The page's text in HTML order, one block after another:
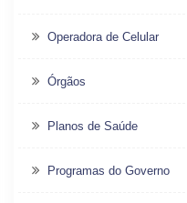
Operadora de Celular
Órgãos
Planos de Saúde
Programas do Governo